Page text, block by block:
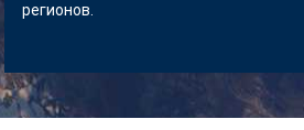
регионов.